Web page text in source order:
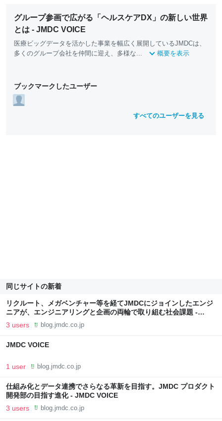
グループ参画で広がる「ヘルスケアDX」の新しい世界
とは - JMDC VOICE
医療ビッグデータを活かした事業を幅広く展開しているJMDCは、
多くのグループ会社を仲間に迎え、多様な...
概要を表示
ブックマークしたユーザー
すべてのユーザーを見る
同じサイトの新着
リクルート、メガベンチャー等を経てJMDCにジョインしたエンジ
ニアが、エンジニアリングと企画の両輪で取り組む社会課題 -
JMDC VOICE
3 users blog.jmdc.co.jp
JMDC VOICE
1 user blog.jmdc.co.jp
仕組み化とデータ連携でさらなる革新を目指す。JMDC プロダクト
開発部の目指す進化 - JMDC VOICE
3 users blog.jmdc.co.jp